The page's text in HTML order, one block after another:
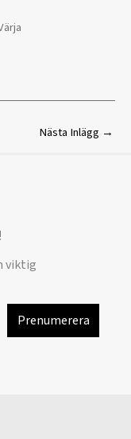
Nästa Inlägg →
viktig